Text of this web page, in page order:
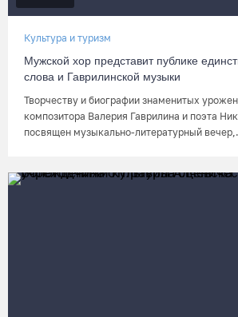
Культура и туризм
Мужской хор представит публике
слова и Гаврилинской музыки
Творчеству и биографии знаменитых
композитора Валерия Гаврилина и поэта
посвящен музыкально-литературный